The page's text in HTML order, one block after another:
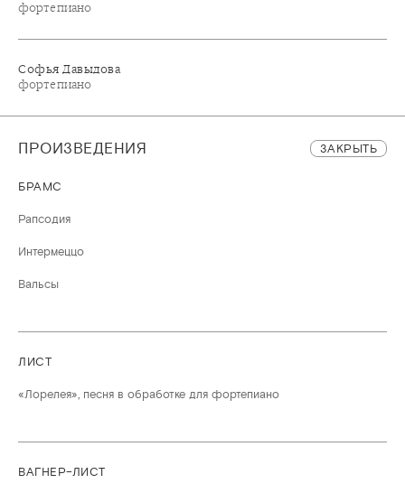
фортепиано
Софья Давыдова
фортепиано
ПРОИЗВЕДЕНИЯ ЗАКРЫТЬ
БРАМС
Рапсодия
Интермеццо
Вальсы
ЛИСТ
«Лорелея», песня в обработке для фортепиано
ВАГНЕР–ЛИСТ